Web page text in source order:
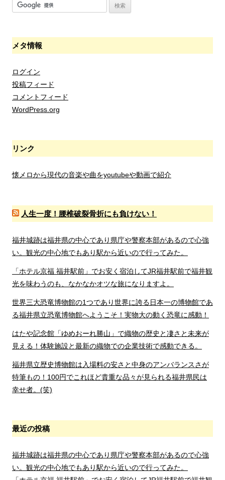
メタ情報
ログイン
投稿フィード
コメントフィード
WordPress.org
リンク
懐メロから現代の音楽や曲をyoutubeや動画で紹介
人生一度！腰椎破裂骨折にも負けない！
福井城跡は福井県の中心であり県庁や警察本部があるので心強
い。観光の中心地でもあり駅から近いので行ってみた。
「ホテル京福 福井駅前」でお安く宿泊してJR福井駅前で福井観
光を味わうのも、なかなかオツな旅になりますよ。
世界三大恐竜博物館の1つであり世界に誇る日本一の博物館であ
る福井県立恐竜博物館へようこそ！実物大の動く恐竜に感動！
はたや記念館「ゆめおーれ勝山」で織物の歴史と凄さと未来が
見える！体験施設と最新の織物での企業技術で感動できる。
福井県立歴史博物館は入場料の安さと中身のアンバランスさが
特筆もの！100円でこれほど貴重な品々が見られる福井県民は
幸せ者。(笑)
最近の投稿
福井城跡は福井県の中心であり県庁や警察本部があるので心強
い。観光の中心地でもあり駅から近いので行ってみた。